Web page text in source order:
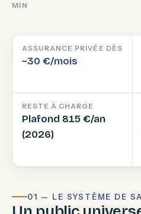
MIN
ASSURANCE PRIVÉE DÈS
~30 €/mois
RESTE À CHARGE
Plafond 815 €/an
(2026)
01 — LE SYSTÈME DE